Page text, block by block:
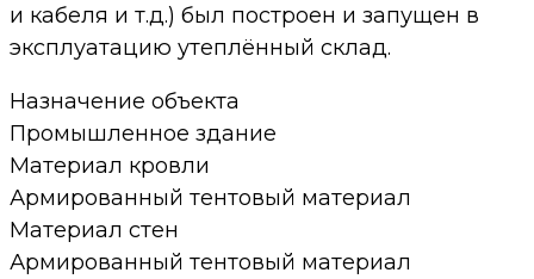
и кабеля и т.д.) был построен и запущен в
эксплуатацию утеплённый склад.
Назначение объекта
Промышленное здание
Материал кровли
Армированный тентовый материал
Материал стен
Армированный тентовый материал